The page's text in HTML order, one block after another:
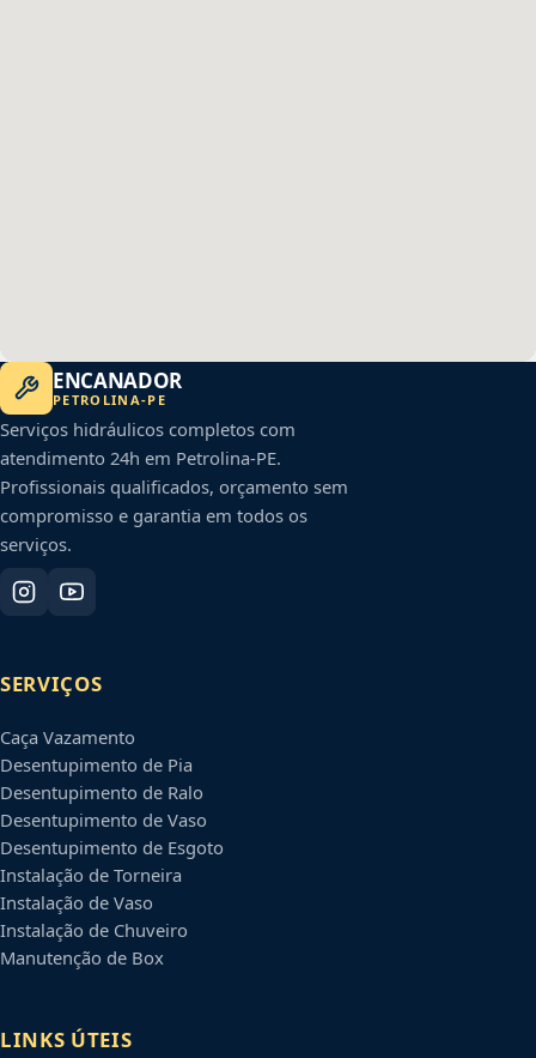
ENCANADOR
PETROLINA-PE
Serviços hidráulicos completos com
atendimento 24h em Petrolina-PE.
Profissionais qualificados, orçamento sem
compromisso e garantia em todos os
serviços.
SERVIÇOS
Caça Vazamento
Desentupimento de Pia
Desentupimento de Ralo
Desentupimento de Vaso
Desentupimento de Esgoto
Instalação de Torneira
Instalação de Vaso
Instalação de Chuveiro
Manutenção de Box
LINKS ÚTEIS